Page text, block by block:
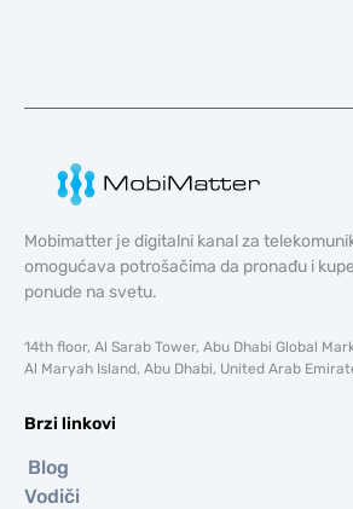
Mobimatter je digitalni kanal za
omogućava potrošačima da pronađu i
ponude na svetu.
14th floor, Al Sarab Tower, Abu Dhabi Global
Al Maryah Island, Abu Dhabi, United Arab
Brzi linkovi
Blog
Vodiči